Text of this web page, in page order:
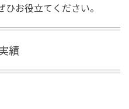
お役立てください。
績